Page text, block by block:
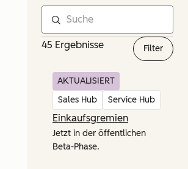
45 Ergebnisse Filter
AKTUALISIERT
Sales Hub
Service Hub
Einkaufsgremien
Jetzt in der öffentlichen
Beta-Phase.